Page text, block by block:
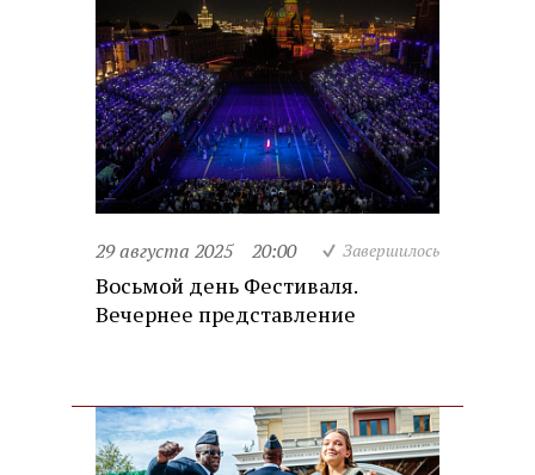
29 августа 2025 20:00 Завершилось
Восьмой день Фестиваля.
Вечернее представление